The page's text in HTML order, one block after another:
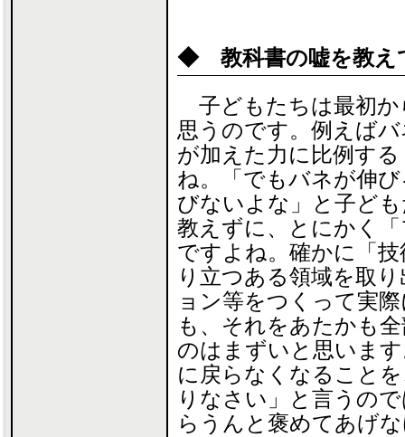
◆ 教科書の嘘を教え
子どもたちは最初か
思うのです。例えば
が加えた力に比例す
ね。「でもバネが伸
びないよな」と子ど
教えずに、とにかく
ですよね。確かに「
り立つある領域を取
ョン等をつくって実
も、それをあたかも
のはまずいと思いま
に戻らなくなること
りなさい」と言うの
らうんと褒めてあげ